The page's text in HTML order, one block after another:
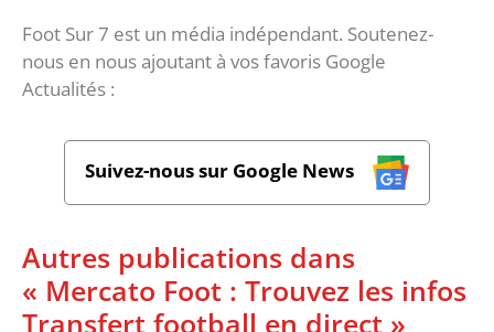
Foot Sur 7 est un média indépendant. Soutenez-
nous en nous ajoutant à vos favoris Google
Actualités :
Suivez-nous sur Google News
Autres publications dans
« Mercato Foot : Trouvez les infos
Transfert football en direct »